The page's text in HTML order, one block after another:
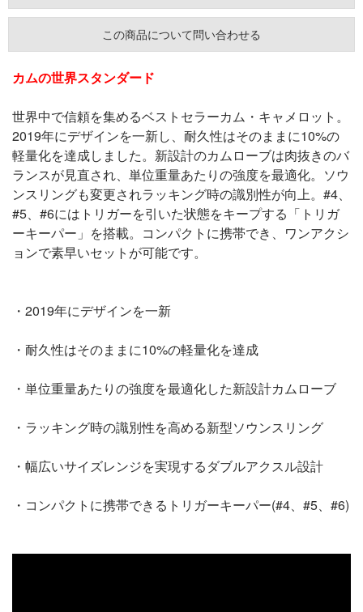
この商品について問い合わせる
カムの世界スタンダード
世界中で信頼を集めるベストセラーカム・キャメロット。
2019年にデザインを一新し、耐久性はそのままに10%の
軽量化を達成しました。新設計のカムローブは肉抜きのバ
ランスが見直され、単位重量あたりの強度を最適化。ソウ
ンスリングも変更されラッキング時の識別性が向上。#4、
#5、#6にはトリガーを引いた状態をキープする「トリガ
ーキーパー」を搭載。コンパクトに携帯でき、ワンアクシ
ョンで素早いセットが可能です。
・2019年にデザインを一新
・耐久性はそのままに10%の軽量化を達成
・単位重量あたりの強度を最適化した新設計カムローブ
・ラッキング時の識別性を高める新型ソウンスリング
・幅広いサイズレンジを実現するダブルアクスル設計
・コンパクトに携帯できるトリガーキーパー(#4、#5、#6)